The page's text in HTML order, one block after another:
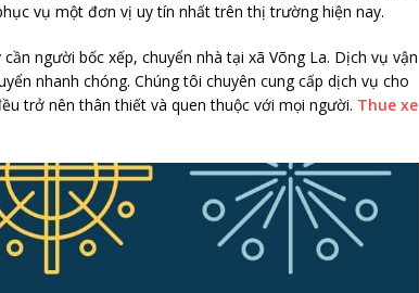
vụ một đơn vị uy tín nhất trên thị trường hiện nay.
người bốc xếp, chuyển nhà tại xã Võng La. Dịch vụ vận
nhanh chóng. Chúng tôi chuyên cung cấp dịch vụ cho
trở nên thân thiết và quen thuộc với mọi người. Thue xe